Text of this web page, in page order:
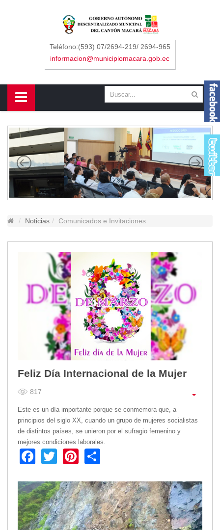
Teléfono:(593) 07/2694-219/ 2694-965
informacion@municipiomacara.gob.ec
Noticias Comunicados e Invitaciones
Feliz Día Internacional de la Mujer
817
Este es un día importante porque se conmemora que, a
principios del siglo XX, cuando un grupo de mujeres socialistas
de distintos países, se unieron por el sufragio femenino y
mejores condiciones laborales.
Facebook
TwitterPinterest
Sidebar Menu
Concejo
Departamentos
Contáctenos
Macará
Cantón
Himno a Macará
Símbolos Patrios
Gastronomía
Parques
Numbiaranga
Plan de Desarrollo Turístico
Asambleas
Eventos
Socializaciones
Reuniones
Deportes
Social
Transparencia
GAD Macará
2026
2025
2020